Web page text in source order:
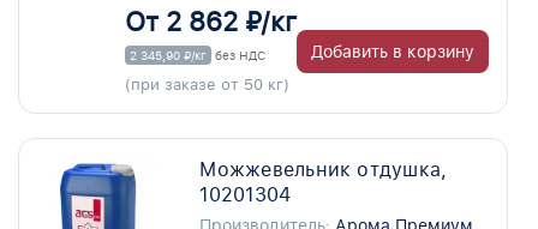
От 2 862 ₽/кг
2 345,90 ₽/кг без НДС
(при заказе от 50 кг)
Добавить в корзину
Можжевельник отдушка,
10201304